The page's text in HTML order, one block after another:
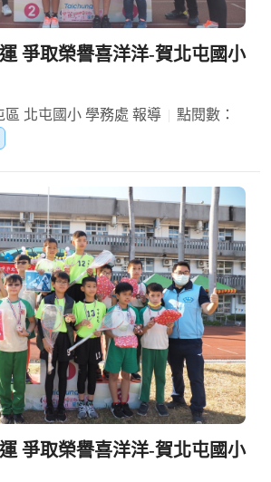
爭取榮譽喜洋洋-賀北屯國小
區 北屯國小 學務處 報導
點閱數：
爭取榮譽喜洋洋-賀北屯國小